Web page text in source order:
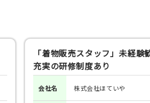
「着物販売スタッフ」未経験
充実の研修制度あり
会社名 株式会社ほていや